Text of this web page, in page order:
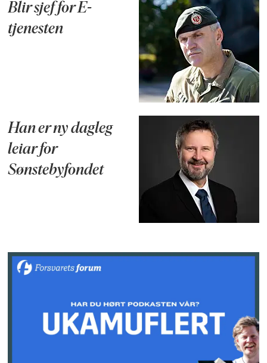
Blir sjef for E-
tjenesten
Han er ny dagleg
leiar for
Sønstebyfondet